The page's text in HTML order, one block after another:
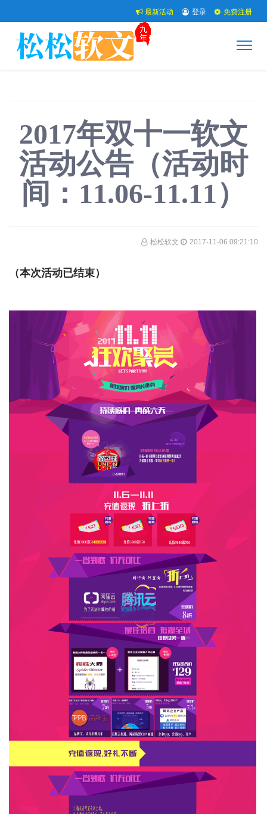
最新活动 登录 免费注册
2017年双十一软文
活动公告（活动时
间：11.06-11.11）
松松软文 2017-11-06 09:21:10
（本次活动已结束）